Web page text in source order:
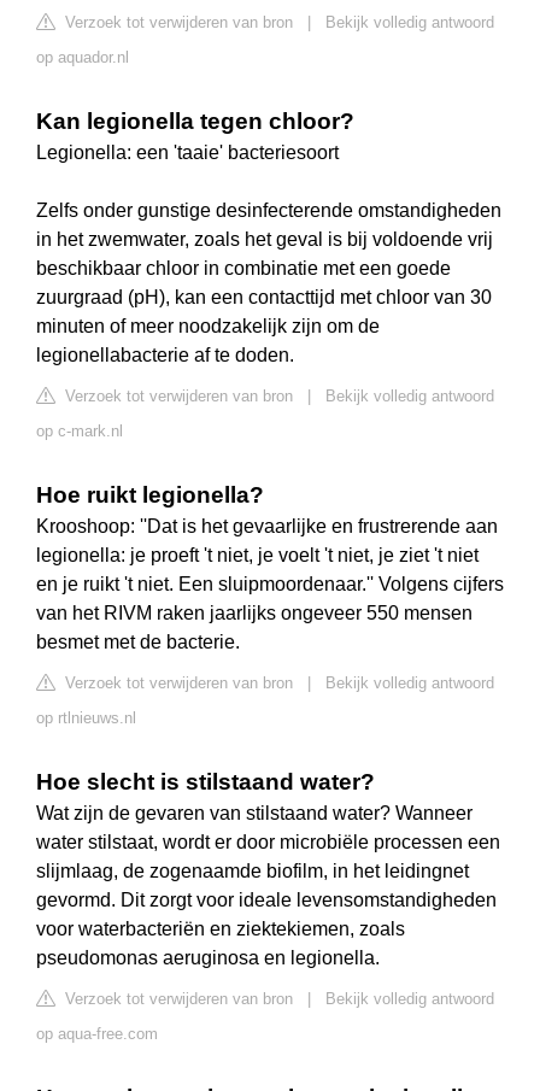
Verzoek tot verwijderen van bron
Bekijk volledig antwoord
op aquador.nl
Kan legionella tegen chloor?
Legionella: een 'taaie' bacteriesoort
Zelfs onder gunstige desinfecterende omstandigheden
in het zwemwater, zoals het geval is bij voldoende vrij
beschikbaar chloor in combinatie met een goede
zuurgraad (pH), kan een contacttijd met chloor van 30
minuten of meer noodzakelijk zijn om de
legionellabacterie af te doden.
Verzoek tot verwijderen van bron
Bekijk volledig antwoord
op c-mark.nl
Hoe ruikt legionella?
Krooshoop: ''Dat is het gevaarlijke en frustrerende aan
legionella: je proeft 't niet, je voelt 't niet, je ziet 't niet
en je ruikt 't niet. Een sluipmoordenaar.'' Volgens cijfers
van het RIVM raken jaarlijks ongeveer 550 mensen
besmet met de bacterie.
Verzoek tot verwijderen van bron
Bekijk volledig antwoord
op rtlnieuws.nl
Hoe slecht is stilstaand water?
Wat zijn de gevaren van stilstaand water? Wanneer
water stilstaat, wordt er door microbiële processen een
slijmlaag, de zogenaamde biofilm, in het leidingnet
gevormd. Dit zorgt voor ideale levensomstandigheden
voor waterbacteriën en ziektekiemen, zoals
pseudomonas aeruginosa en legionella.
Verzoek tot verwijderen van bron
Bekijk volledig antwoord
op aqua-free.com